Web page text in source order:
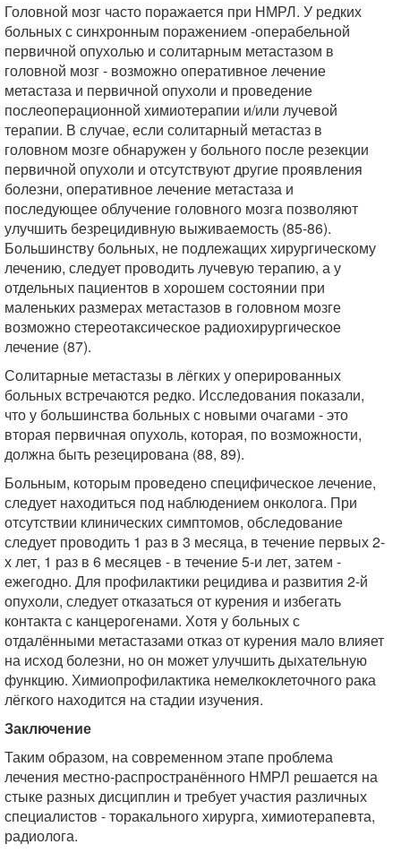
Головной мозг часто поражается при НМРЛ. У редких
больных с синхронным поражением -операбельной
первичной опухолью и солитарным метастазом в
головной мозг - возможно оперативное лечение
метастаза и первичной опухоли и проведение
послеоперационной химиотерапии и/или лучевой
терапии. В случае, если солитарный метастаз в
головном мозге обнаружен у больного после резекции
первичной опухоли и отсутствуют другие проявления
болезни, оперативное лечение метастаза и
последующее облучение головного мозга позволяют
улучшить безрецидивную выживаемость (85-86).
Большинству больных, не подлежащих хирургическому
лечению, следует проводить лучевую терапию, а у
отдельных пациентов в хорошем состоянии при
маленьких размерах метастазов в головном мозге
возможно стереотаксическое радиохирургическое
лечение (87).
Солитарные метастазы в лёгких у оперированных
больных встречаются редко. Исследования показали,
что у большинства больных с новыми очагами - это
вторая первичная опухоль, которая, по возможности,
должна быть резецирована (88, 89).
Больным, которым проведено специфическое лечение,
следует находиться под наблюдением онколога. При
отсутствии клинических симптомов, обследование
следует проводить 1 раз в 3 месяца, в течение первых 2-
х лет, 1 раз в 6 месяцев - в течение 5-и лет, затем -
ежегодно. Для профилактики рецидива и развития 2-й
опухоли, следует отказаться от курения и избегать
контакта с канцерогенами. Хотя у больных с
отдалёнными метастазами отказ от курения мало влияет
на исход болезни, но он может улучшить дыхательную
функцию. Химиопрофилактика немелкоклеточного рака
лёгкого находится на стадии изучения.
Заключение
Таким образом, на современном этапе проблема
лечения местно-распространённого НМРЛ решается на
стыке разных дисциплин и требует участия различных
специалистов - торакального хирурга, химиотерапевта,
радиолога.